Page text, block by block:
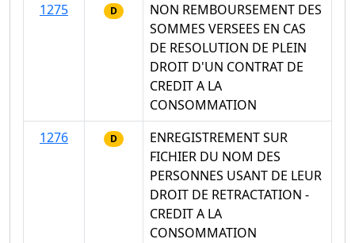
1275
D
NON REMBOURSEMENT DES
SOMMES VERSEES EN CAS
DE RESOLUTION DE PLEIN
DROIT D'UN CONTRAT DE
CREDIT A LA
CONSOMMATION
1276
D
ENREGISTREMENT SUR
FICHIER DU NOM DES
PERSONNES USANT DE LEUR
DROIT DE RETRACTATION -
CREDIT A LA
CONSOMMATION